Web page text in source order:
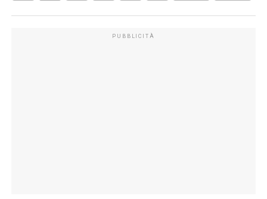
PUBBLICITÀ